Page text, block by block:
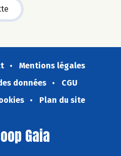
Mentions légales
données
CGU
Plan du site
Gaia